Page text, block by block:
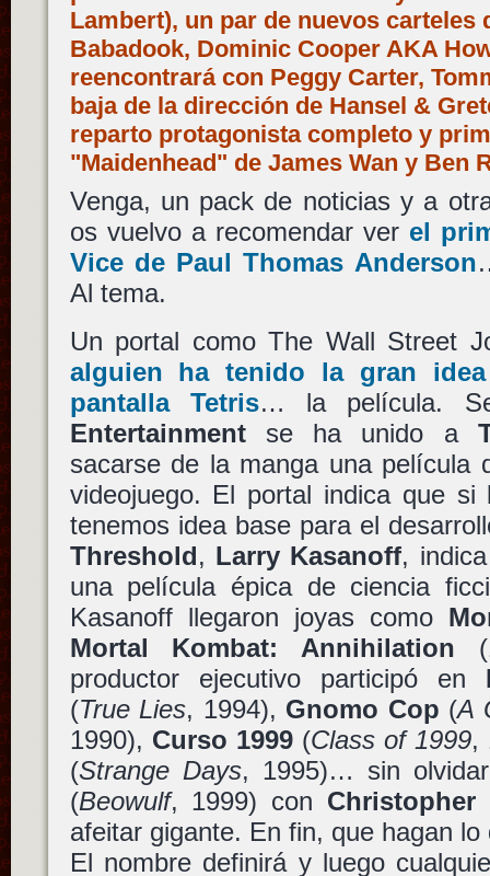
Lambert), un par de nuevos carteles
Babadook, Dominic Cooper AKA
reencontrará con Peggy Carter,
baja de la dirección de Hansel &
reparto protagonista completo y
"Maidenhead" de James Wan y Ben
Venga, un pack de noticias y a
os vuelvo a recomendar ver el
Vicede Paul Thomas Anderson
Al tema.
Un portal como The Wall Street
alguien ha tenido la gran
pantalla Tetris… la película.
Entertainmentse ha unido a
sacarse de la manga una película
videojuego. El portal indica que
tenemos idea base para el
Threshold, Larry Kasanoff,
una película épica de ciencia
Kasanoff llegaron joyas como
Mortal Kombat: Annihilation
productor ejecutivo participó en
(True Lies, 1994), Gnomo Cop (A
1990), Curso 1999(Class of 1999,
(Strange Days, 1995)… sin
(Beowulf, 1999) con Christopher
afeitar gigante. En fin, que hagan
El nombre definirá y luego